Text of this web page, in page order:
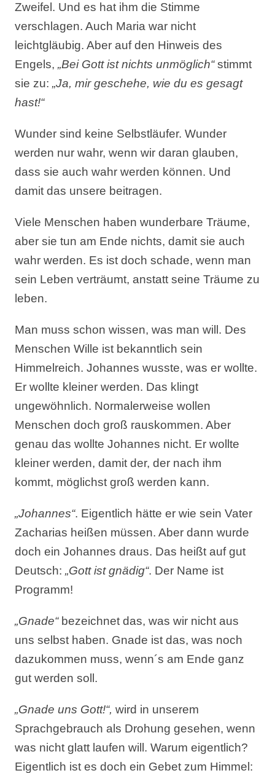
Zweifel. Und es hat ihm die Stimme
verschlagen. Auch Maria war nicht
leichtgläubig. Aber auf den Hinweis des
Engels,„Bei Gott ist nichts unmöglich“stimmt
sie zu:„Ja, mir geschehe, wie du es gesagt
hast!“
Wunder sind keine Selbstläufer. Wunder
werden nur wahr, wenn wir daran glauben,
dass sie auch wahr werden können. Und
damit das unsere beitragen.
Viele Menschen haben wunderbare Träume,
aber sie tun am Ende nichts, damit sie auch
wahr werden. Es ist doch schade, wenn man
sein Leben verträumt, anstatt seine Träume zu
leben.
Man muss schon wissen, was man will. Des
Menschen Wille ist bekanntlich sein
Himmelreich. Johannes wusste, was er wollte.
Er wollte kleiner werden. Das klingt
ungewöhnlich. Normalerweise wollen
Menschen doch groß rauskommen. Aber
genau das wollte Johannes nicht. Er wollte
kleiner werden, damit der, der nach ihm
kommt, möglichst groß werden kann.
„Johannes“. Eigentlich hätte er wie sein Vater
Zacharias heißen müssen. Aber dann wurde
doch ein Johannes draus. Das heißt auf gut
Deutsch:„Gott ist gnädig“. Der Name ist
Programm!
„Gnade“bezeichnet das, was wir nicht aus
uns selbst haben. Gnade ist das, was noch
dazukommen muss, wenn´s am Ende ganz
gut werden soll.
„Gnade uns Gott!“,wird in unserem
Sprachgebrauch als Drohung gesehen, wenn
was nicht glatt laufen will. Warum eigentlich?
Eigentlich ist es doch ein Gebet zum Himmel: